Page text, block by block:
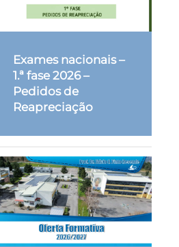
Exames nacionais –
1.ª fase 2026 –
Pedidos de
Reapreciação